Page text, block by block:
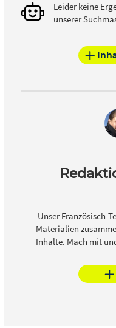
Leider keine
unserer
Unser Französisch-
Materialien
Inhalte. Mach mit